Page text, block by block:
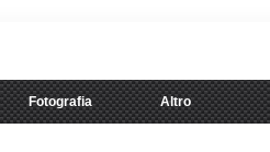
Fotografia Altro